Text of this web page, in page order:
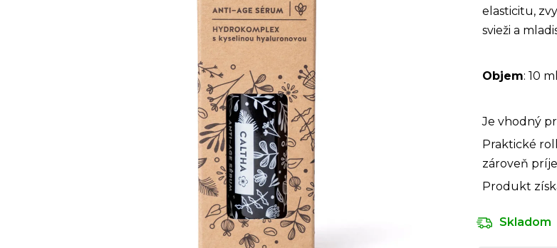
elasticitu,
svieži a
Objem: 10 ml
Je vhodný
Praktické
zároveň
Produkt
Skladom